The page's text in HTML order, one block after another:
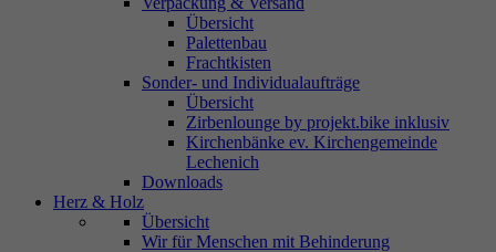
Übersicht
Palettenbau
Frachtkisten
Sonder- und Individualaufträge
Übersicht
Zirbenlounge by projekt.bike inklusiv
Kirchenbänke ev. Kirchengemeinde
Lechenich
Downloads
Herz & Holz
Übersicht
Wir für Menschen mit Behinderung